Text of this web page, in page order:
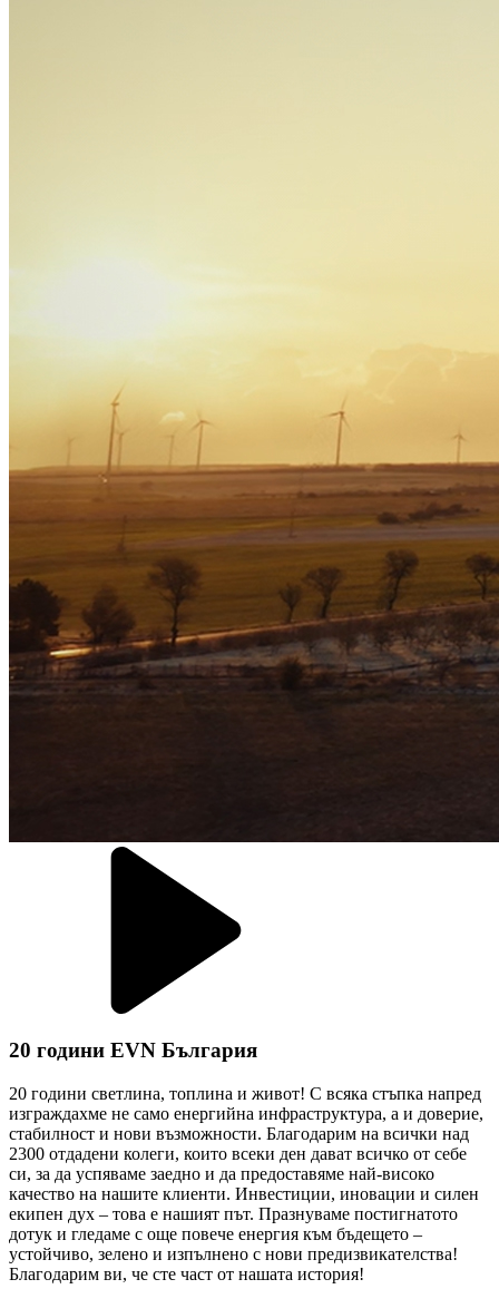
20 години EVN България
20 години светлина, топлина и живот! С всяка стъпка напред
изграждахме не само енергийна инфраструктура, а и доверие,
стабилност и нови възможности. Благодарим на всички над
2300 отдадени колеги, които всеки ден дават всичко от себе
си, за да успяваме заедно и да предоставяме най-високо
качество на нашите клиенти. Инвестиции, иновации и силен
екипен дух – това е нашият път. Празнуваме постигнатото
дотук и гледаме с още повече енергия към бъдещето –
устойчиво, зелено и изпълнено с нови предизвикателства!
Благодарим ви, че сте част от нашата история!